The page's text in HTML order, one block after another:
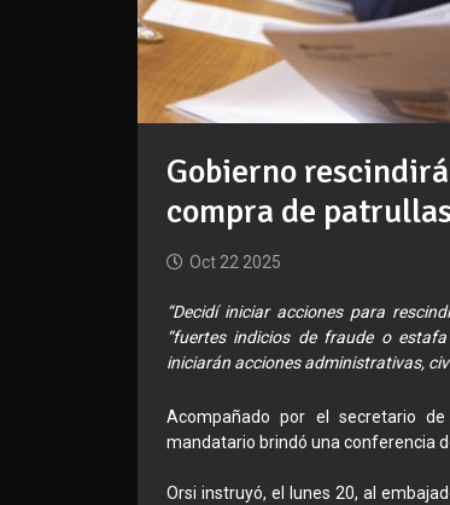
Gobierno
compra de
Oct 22 2025
“Decidí iniciar acciones para
“fuertes indicios de fraude o
iniciarán acciones administrativas,
Acompañado por el secretario
mandatario brindó una conferencia
Orsi instruyó, el lunes 20, al